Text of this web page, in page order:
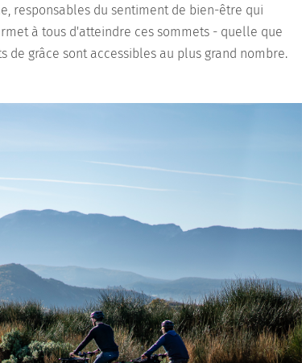
responsables du sentiment de bien-être qui
à tous d'atteindre ces sommets - quelle que
grâce sont accessibles au plus grand nombre.